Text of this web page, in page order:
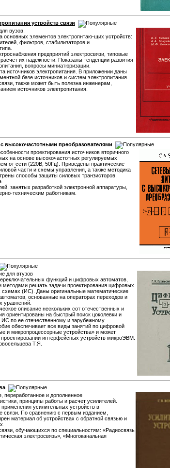
устройств связи
вузов.
основных элементов электропнтаю-щих устройств:
фильтров, стабилизаторов и
предприятий электросвязи, типовые
их надежности. Показаны тенденции развития
вопросы миниатюризации.
источников электропитания. В приложении даны
базе источников и систем электропитания.
также может быть полезна инженерам,
источников электропитания.
высокочастотными преобразователями
проектирования источников вторичного
на основе высокочастотных регулируемых
от сети (220В, 50Гц). Приведены практические
части и схемы управления, а также методика
способы защиты силовых транзисторов.
занятых разработкой электронной аппаратуры,
техническим работникам.
для втузов
функций и цифровых автоматов,
решать задачи проектирования цифровых
схемах (ИС). Даны оригинальные математические
основанные на операторах переходов и
уравнений.
описание нескольких сот отечественных и
ориентированы на быстрый поиск цоколевки и
по ее отечественному и зарубежному
обеспечивает все виды занятий по цифровой
и микропроцессорные устройства» и может
интерфейсных устройств микроЭВМ.
Т.Я.
переработанное и дополненное
принципы работы и расчет усилителей.
усилительных устройств в
связи. По сравнению с первым изданием,
материал об устройствах с обратной связью и
обучающихся по специальностям: «Радиосвязь
электросвязь», «Многоканальная